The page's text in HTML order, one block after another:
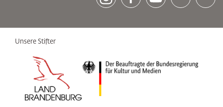
Unsere Stifter